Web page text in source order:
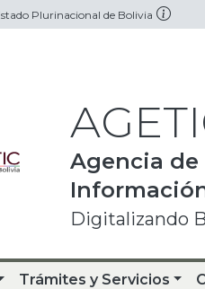
Plurinacional de Bolivia
Agencia
Digitalizando
Trámites y Servicios